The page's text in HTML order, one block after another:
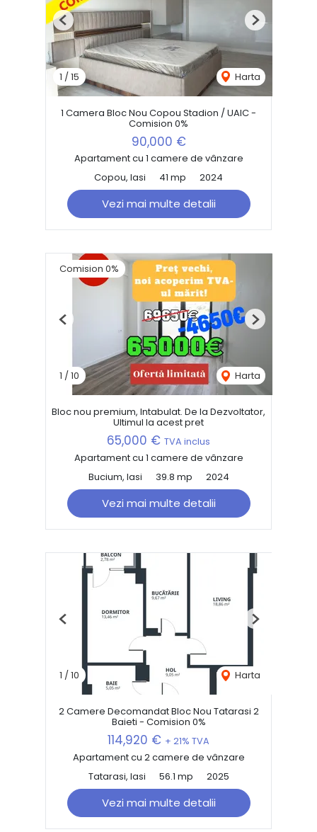
1 /15 Harta
Previous Next
1 Camera Bloc Nou Copou Stadion / UAIC -
Comision 0%
90,000 €
Apartament cu 1 camere de vânzare
Copou, Iasi
41 mp 2024
Vezi mai multe detalii
Comision 0%
1 / 10 Harta
Previous Next
Bloc nou premium, Intabulat. De la Dezvoltator,
Ultimul la acest pret
65,000 € TVA inclus
Apartament cu 1 camere de vânzare
Bucium, Iasi
39.8 mp 2024
Vezi mai multe detalii
1 / 10 Harta
Previous Next
2 Camere Decomandat Bloc Nou Tatarasi 2
Baieti - Comision 0%
114,920 € + 21% TVA
Apartament cu 2 camere de vânzare
Tatarasi, Iasi
56.1 mp 2025
Vezi mai multe detalii